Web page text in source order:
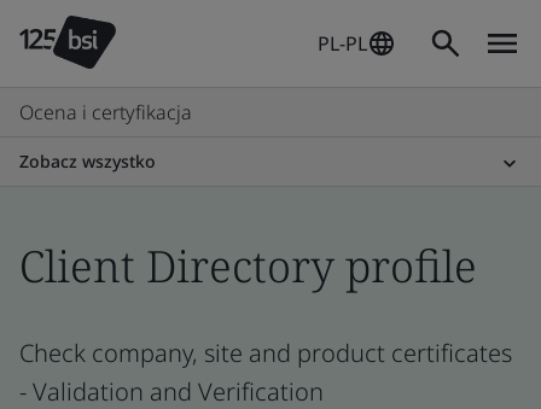
PL-PL
Ocena i certyfikacja
Zobacz wszystko
Client Directory profile
Check company, site and product certificates
- Validation and Verification